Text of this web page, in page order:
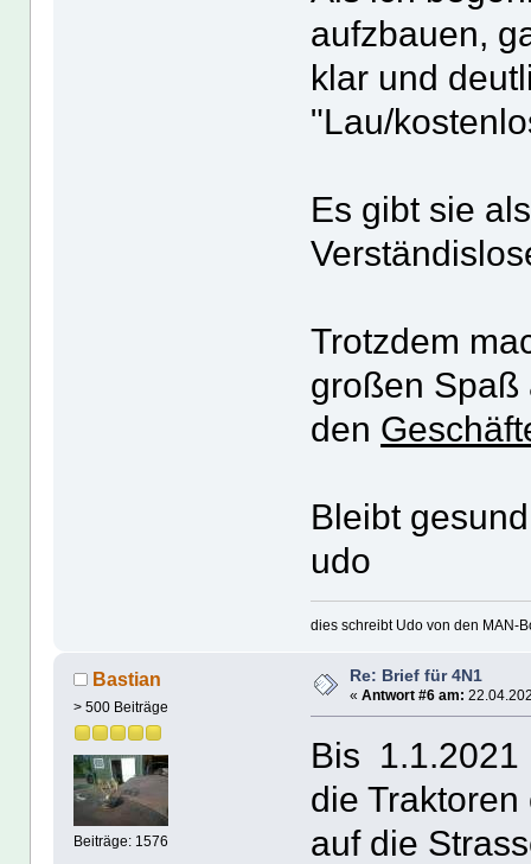
aufzbauen,
klar und
"Lau/
Es gibt sie
Trotzdem
großen Spaß
den
Bleibt
udo
dies schreibt Udo von den MAN-
Bastian
> 500 Beiträge
Beiträge: 1576
Re: Brief für 4N1
« Antwort #6 am:
Bis 1.1.2021
die
auf die